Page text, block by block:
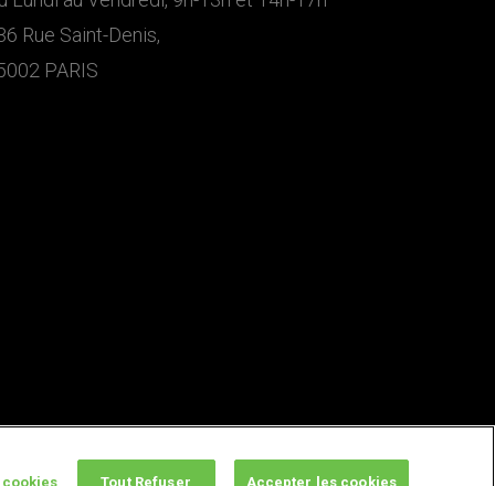
Rue Saint-Denis,
PARIS
Tout Refuser Accepter les cookies